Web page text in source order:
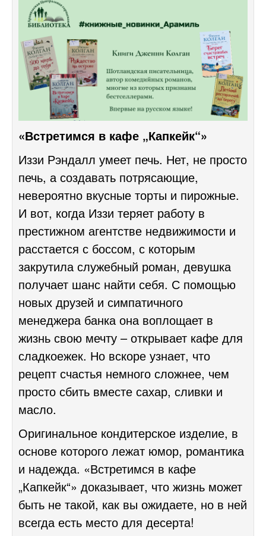
«Встретимся в кафе „Капкейк“»
Иззи Рэндалл умеет печь. Нет, не просто
печь, а создавать потрясающие,
невероятно вкусные торты и пирожные.
И вот, когда Иззи теряет работу в
престижном агентстве недвижимости и
расстается с боссом, с которым
закрутила служебный роман, девушка
получает шанс найти себя. С помощью
новых друзей и симпатичного
менеджера банка она воплощает в
жизнь свою мечту – открывает кафе для
сладкоежек. Но вскоре узнает, что
рецепт счастья немного сложнее, чем
просто сбить вместе сахар, сливки и
масло.
Оригинальное кондитерское изделие, в
основе которого лежат юмор, романтика
и надежда. «Встретимся в кафе
„Капкейк“» доказывает, что жизнь может
быть не такой, как вы ожидаете, но в ней
всегда есть место для десерта!